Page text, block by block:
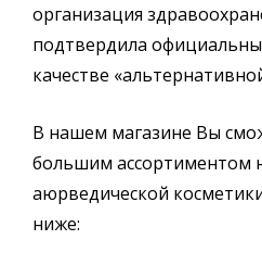
организация
подтвердила
качестве
В нашем магазине Вы
большим ассортиментом
аюрведической
ниже: